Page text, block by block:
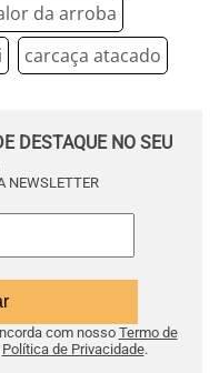
da arroba
carcaça atacado
DESTAQUE NO SEU
NEWSLETTER
com nosso Termo de
Política de Privacidade.